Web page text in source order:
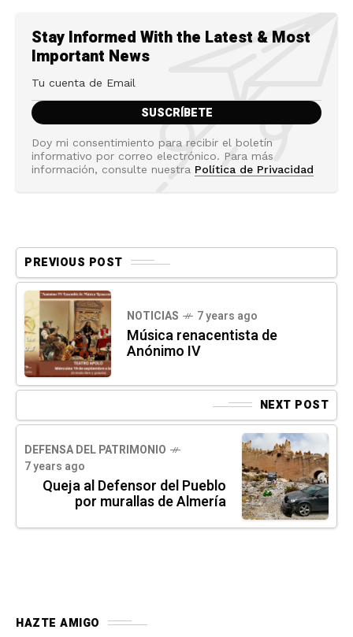
Stay Informed With the Latest & Most
Important News
Doy mi consentimiento para recibir el boletín
informativo por correo electrónico. Para más
información, consulte nuestra Política de Privacidad
PREVIOUS POST
NOTICIAS 7 years ago
Música renacentista de
Anónimo IV
NEXT POST
DEFENSA DEL PATRIMONIO
7 years ago
Queja al Defensor del Pueblo
por murallas de Almería
HAZTE AMIGO